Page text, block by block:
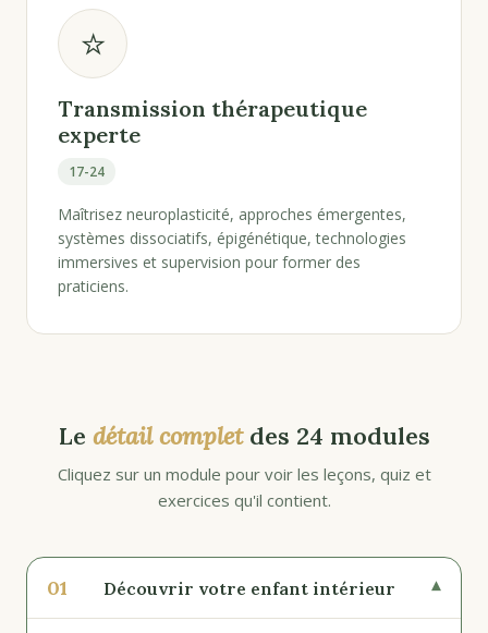
⭐
Transmission thérapeutique
experte
17-24
Maîtrisez neuroplasticité, approches émergentes,
systèmes dissociatifs, épigénétique, technologies
immersives et supervision pour former des
praticiens.
Le détail completdes 24 modules
Cliquez sur un module pour voir les leçons, quiz et
exercices qu'il contient.
01 Découvrir votre enfant intérieur ▾